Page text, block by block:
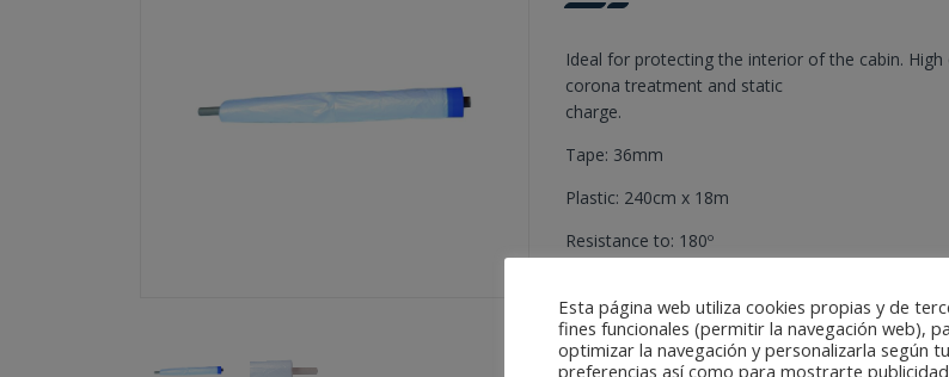
Ideal for protecting the interior of the cabin.
corona treatment and static
charge.
Tape: 36mm
Plastic: 240cm x 18m
Resistance to: 180º
Categories: Automotive,Protection and masking
Esta página web utiliza cookies propias y de
fines funcionales (permitir la navegación web),
optimizar la navegación y personalizarla según
preferencias así como para mostrarte